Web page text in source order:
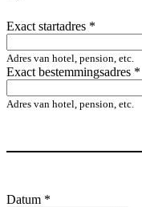
Exact startadres *
Adres van hotel, pension, etc.
Exact bestemmingsadres *
Adres van hotel, pension, etc.
Datum *